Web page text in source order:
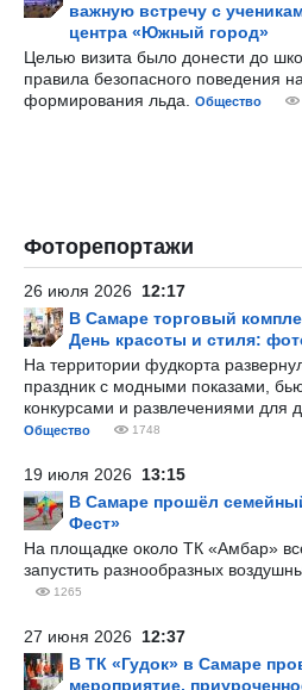
важную встречу с
центра «Южный город»
Целью визита было донести до
правила безопасного поведения
формирования льда.
Общество
Фоторепортажи
26 июля 2026 12:17
В Самаре торговый
День красоты и стиля:
На территории фудкорта
праздник с модными показами,
конкурсами и развлечениями для
Общество 1748
19 июля 2026 13:15
В Самаре прошёл
Фест»
На площадке около ТК «Амбар»
запустить разнообразных
1265
27 июня 2026 12:37
В ТК «Гудок» в Самаре
мероприятие,